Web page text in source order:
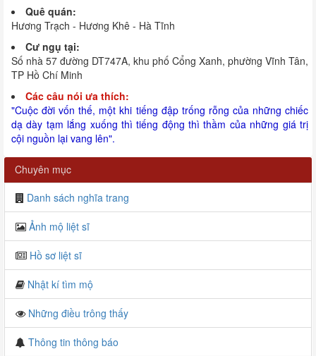
Quê quán:
Hương Trạch - Hương Khê - Hà Tĩnh
Cư ngụ tại:
Số nhà 57 đường DT747A, khu phố Cổng Xanh, phường Vĩnh Tân,
TP Hồ Chí Minh
Các câu nói ưa thích:
"Cuộc đời vốn thế, một khi tiếng đập trống rỗng của những chiếc
dạ dày tạm lắng xuống thì tiếng động thì thầm của những giá trị
cội nguồn lại vang lên".
Chuyên mục
Danh sách nghĩa trang
Ảnh mộ liệt sĩ
Hồ sơ liệt sĩ
Nhật kí tìm mộ
Những điều trông thấy
Thông tin thông báo